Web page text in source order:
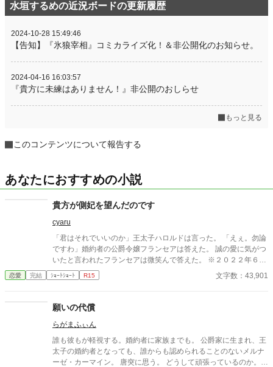
水垣するめの近況ボードの更新履歴
2024-10-28 15:49:46
【告知】『氷狼宰相』コミカライズ化！＆非公開化のお知らせ。
2024-04-16 16:03:57
『貴方に未練はありません！』非公開のおしらせ
もっと見る
このコンテンツについて報告する
あなたにおすすめの小説
貴方が側妃を望んだのです
cyaru
「君はそれでいいのか」王太子ハロルドは言った。 「えぇ。勿論
ですわ」婚約者の公爵令嬢フランセアは答えた。 誠の愛に気がつ
いたと言われたフランセアは微笑んで答えた。 ※２０２２年６月
１２日。一部書き足しました。 ※架空のお話です。現実世界の話
ではありません。 史実などに基づいたものではない事をご理解
なのかは受け取り方は人それぞれです。 表現的にどうかと思う
回は冒頭に注意喚起を書き込むようにしますが有無は作者の判断
です。 ※更新していくうえでタグは幾つか増えます。 ※作者都合
のご都合主義です。 ※リアルで似たようなものが出てくると思い
ますが気のせいです。 ※爵位や言葉使いなど現実世界、他の作者
さんの作品とは異なります（似てるモノ、同じものもあります）
恋愛 完結 ｼｮｰﾄｼｮｰﾄ R15 文字数：43,901
願いの代償
らがまふぃん
誰も彼もが軽視する。婚約者に家族までも。 公爵家に生まれ、王
太子の婚約者となっても、誰からも認められることのないメルナ
ーゼ・カーマイン。 唐突に思う。 どうして頑張っているのか。